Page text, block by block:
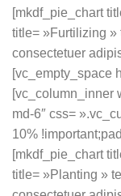
[mkdf_pie_chart
title= »Furtilizing »
consectetuer
[vc_empty_space
[vc_column_inner
md-6″ css=
10%
[mkdf_pie_chart
title= »Planting »